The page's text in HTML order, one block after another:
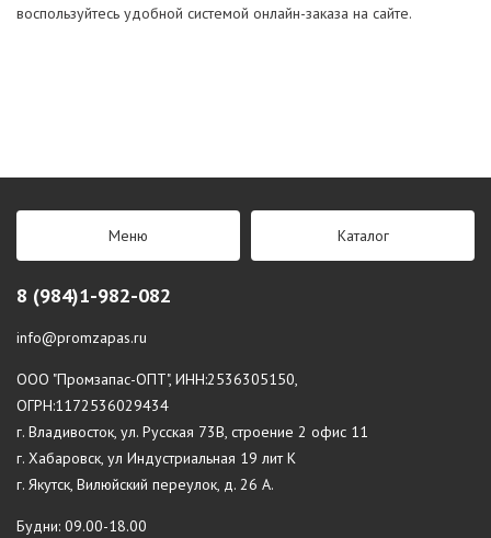
воспользуйтесь удобной системой онлайн-заказа на сайте.
Меню Каталог
8 (984)1-982-082
info@promzapas.ru
ООО "Промзапас-ОПТ", ИНН:2536305150,
ОГРН:1172536029434
г. Владивосток, ул. Русская 73В, строение 2 офис 11
г. Хабаровск, ул Индустриальная 19 лит К
г. Якутск, Вилюйский переулок, д. 26 А.
Будни: 09.00-18.00